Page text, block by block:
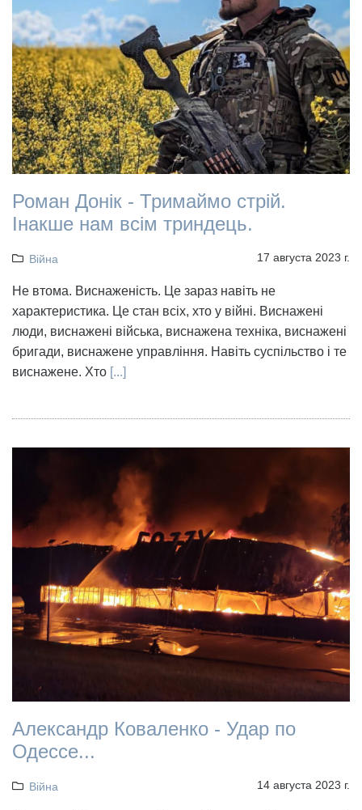
Роман Донік - Тримаймо стрій.
Інакше нам всім триндець.
Війна 17 августа 2023 г.
Не втома. Виснаженість. Це зараз навіть не
характеристика. Це стан всіх, хто у війні. Виснажені
люди, виснажені війська, виснажена техніка, виснажені
бригади, виснажене управління. Навіть суспільство і те
виснажене. Хто [...]
Александр Коваленко - Удар по
Одессе...
Війна 14 августа 2023 г.